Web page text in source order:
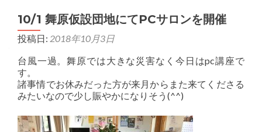
10/1 舞原仮設団地にてPCサロンを開催
投稿日: 2018年10月3日
台風一過。舞原では大きな災害なく今日はpc講座で
す。
諸事情でお休みだった方が来月からまた来てくださる
みたいなので少し賑やかになりそう(^^)